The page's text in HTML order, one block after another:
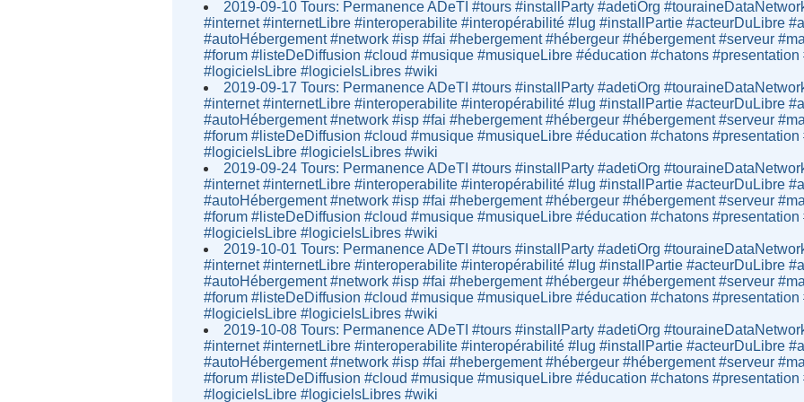
2019-09-10 Tours: Permanence ADeTI #tours #installParty #adetiOrg
#internet #internetLibre #interoperabilite #interopérabilité #lug #installPartie #acteurDuLibre
#autoHébergement #network #isp #fai #hebergement #hébergeur #hébergement #serveur
#forum #listeDeDiffusion #cloud #musique #musiqueLibre #éducation #chatons
#logicielsLibre #logicielsLibres #wiki
2019-09-17 Tours: Permanence ADeTI #tours #installParty #adetiOrg
#internet #internetLibre #interoperabilite #interopérabilité #lug #installPartie #acteurDuLibre
#autoHébergement #network #isp #fai #hebergement #hébergeur #hébergement #serveur
#forum #listeDeDiffusion #cloud #musique #musiqueLibre #éducation #chatons
#logicielsLibre #logicielsLibres #wiki
2019-09-24 Tours: Permanence ADeTI #tours #installParty #adetiOrg
#internet #internetLibre #interoperabilite #interopérabilité #lug #installPartie #acteurDuLibre
#autoHébergement #network #isp #fai #hebergement #hébergeur #hébergement #serveur
#forum #listeDeDiffusion #cloud #musique #musiqueLibre #éducation #chatons
#logicielsLibre #logicielsLibres #wiki
2019-10-01 Tours: Permanence ADeTI #tours #installParty #adetiOrg
#internet #internetLibre #interoperabilite #interopérabilité #lug #installPartie #acteurDuLibre
#autoHébergement #network #isp #fai #hebergement #hébergeur #hébergement #serveur
#forum #listeDeDiffusion #cloud #musique #musiqueLibre #éducation #chatons
#logicielsLibre #logicielsLibres #wiki
2019-10-08 Tours: Permanence ADeTI #tours #installParty #adetiOrg
#internet #internetLibre #interoperabilite #interopérabilité #lug #installPartie #acteurDuLibre
#autoHébergement #network #isp #fai #hebergement #hébergeur #hébergement #serveur
#forum #listeDeDiffusion #cloud #musique #musiqueLibre #éducation #chatons
#logicielsLibre #logicielsLibres #wiki